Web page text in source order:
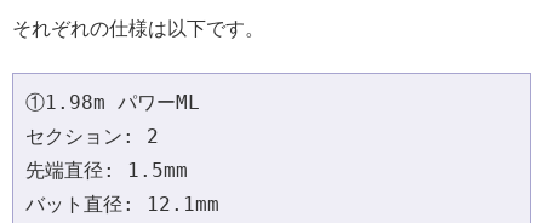
それぞれの仕様は以下です。
①1.98m パワーML
セクション: 2
先端直径: 1.5mm
バット直径: 12.1mm